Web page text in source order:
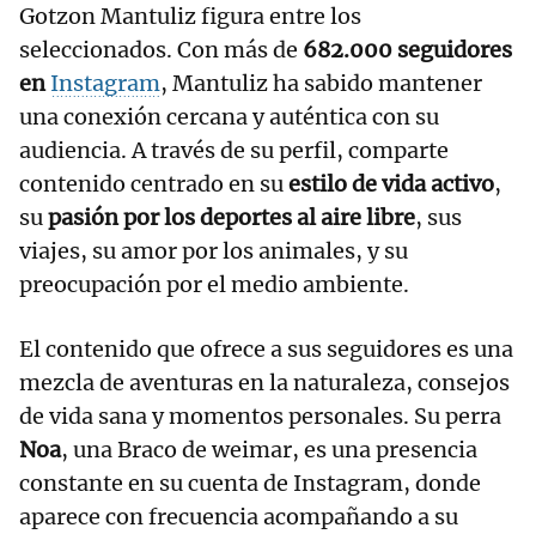
Gotzon Mantuliz figura entre los
seleccionados. Con más de 682.000 seguidores
enInstagram, Mantuliz ha sabido mantener
una conexión cercana y auténtica con su
audiencia. A través de su perfil, comparte
contenido centrado en suestilo de vida activo,
supasión por los deportes al aire libre, sus
viajes, su amor por los animales, y su
preocupación por el medio ambiente.
El contenido que ofrece a sus seguidores es una
mezcla de aventuras en la naturaleza, consejos
de vida sana y momentos personales. Su perra
Noa, una Braco de weimar, es una presencia
constante en su cuenta de Instagram, donde
aparece con frecuencia acompañando a su